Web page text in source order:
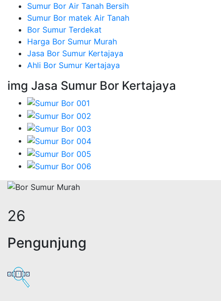
Sumur Bor Air Tanah Bersih
Sumur Bor matek Air Tanah
Bor Sumur Terdekat
Harga Bor Sumur Murah
Jasa Bor Sumur Kertajaya
Ahli Bor Sumur Kertajaya
img Jasa Sumur Bor Kertajaya
32
Pengunjung